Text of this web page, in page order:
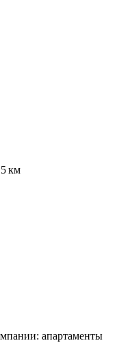
км
апартаменты